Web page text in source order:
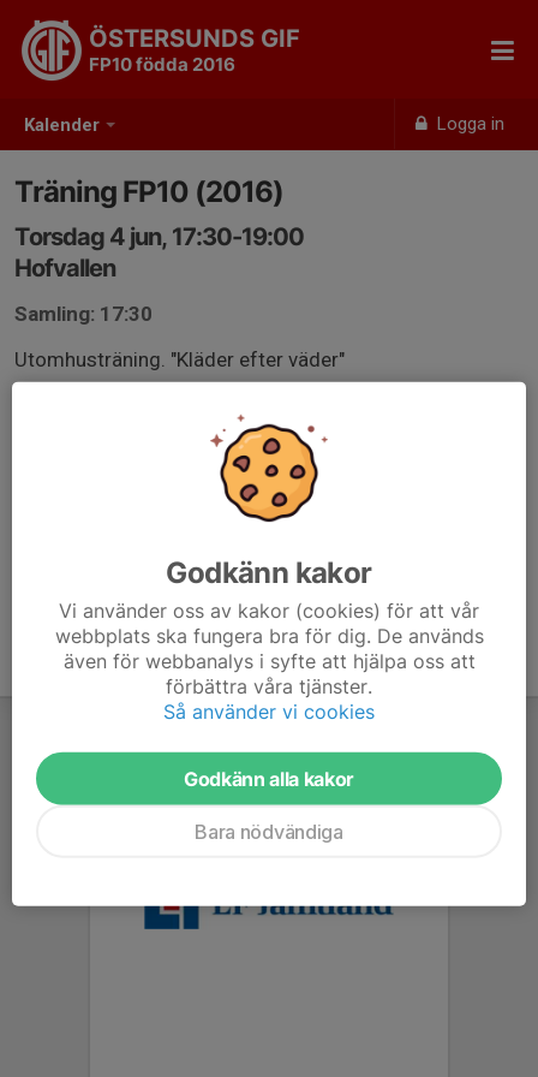
Kalender Logga in
ÖSTERSUNDS GIF
FP10 födda 2016
Träning FP10 (2016)
Torsdag 4 jun, 17:30-19:00
Hofvallen
Samling: 17:30
Utomhusträning. "Kläder efter väder"
Godkänn kakor
Vi använder oss av kakor (cookies) för att vår
webbplats ska fungera bra för dig. De används
även för webbanalys i syfte att hjälpa oss att
förbättra våra tjänster.
Så använder vi cookies
Godkänn alla kakor
Bara nödvändiga